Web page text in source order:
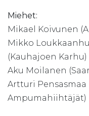
Miehet:
Mikael Koivunen
Mikko
(Kauhajoen Karhu)
Aku Moilanen
Artturi Pensasmaa
Ampumahiihtäjät)